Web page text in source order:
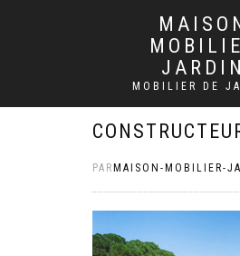
JARDIN
MOBILIER DE
PAR MAISON-MOBILIER-